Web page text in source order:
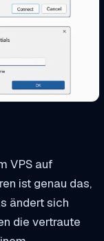
VPS auf
ist genau das,
ändert sich
die vertraute